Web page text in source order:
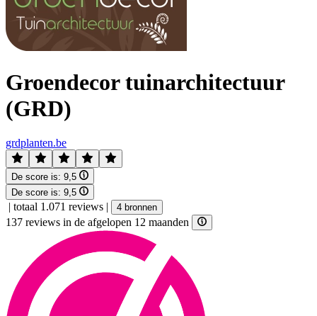
Groendecor tuinarchitectuur
(GRD)
grdplanten.be
De score is: 9,5
De score is: 9,5
| totaal 1.071 reviews | 4 bronnen
137 reviews in de afgelopen 12 maanden